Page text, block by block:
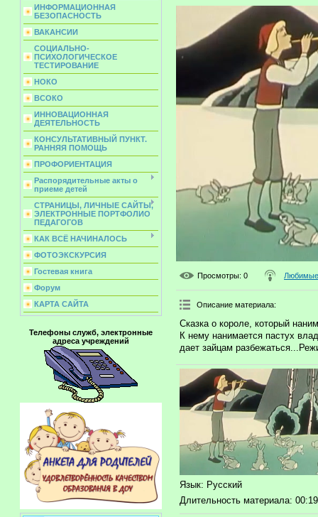
ИНФОРМАЦИОННАЯ
БЕЗОПАСНОСТЬ
ВАКАНСИИ
СОЦИАЛЬНО-
ПСИХОЛОГИЧЕСКОЕ
ТЕСТИРОВАНИЕ
НОКО
ВСОКО
ИННОВАЦИОННАЯ
ДЕЯТЕЛЬНОСТЬ
КОНСУЛЬТАТИВНЫЙ ПУНКТ.
РАННЯЯ ПОМОЩЬ
ПРОФОРИЕНТАЦИЯ
Распорядительные акты о
приеме детей
СТРАНИЦЫ, ЛИЧНЫЕ САЙТЫ,
ЭЛЕКТРОННЫЕ ПОРТФОЛИО
ПЕДАГОГОВ
КАК ВСЁ НАЧИНАЛОСЬ
ФОТОЭКСКУРСИЯ
Гостевая книга
Форум
КАРТА САЙТА
Телефоны служб, электронные
адреса учреждений
Просмотры: 0 Любимые
Описание материала:
Сказка о короле, который
К нему нанимается пастух
дает зайцам
Язык: Русский
Длительность материала: